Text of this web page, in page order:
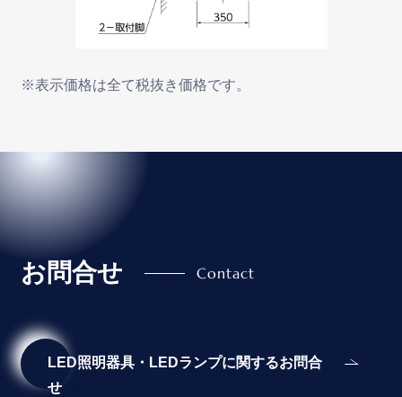
※表示価格は全て税抜き価格です。
お問合せ
LED照明器具・LEDランプに関するお問合
せ